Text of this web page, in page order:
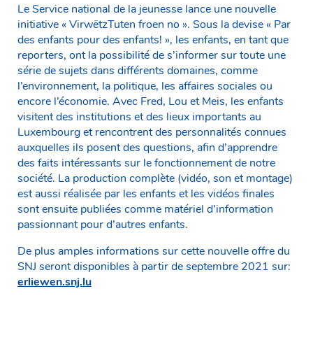
Le Service national de la jeunesse lance une nouvelle
initiative « VirwëtzTuten froen no ». Sous la devise « Par
des enfants pour des enfants! », les enfants, en tant que
reporters, ont la possibilité de s’informer sur toute une
série de sujets dans différents domaines, comme
l’environnement, la politique, les affaires sociales ou
encore l’économie. Avec Fred, Lou et Meis, les enfants
visitent des institutions et des lieux importants au
Luxembourg et rencontrent des personnalités connues
auxquelles ils posent des questions, afin d’apprendre
des faits intéressants sur le fonctionnement de notre
société. La production complète (vidéo, son et montage)
est aussi réalisée par les enfants et les vidéos finales
sont ensuite publiées comme matériel d’information
passionnant pour d’autres enfants.
De plus amples informations sur cette nouvelle offre du
SNJ seront disponibles à partir de septembre 2021 sur:
erliewen.snj.lu